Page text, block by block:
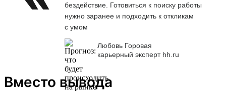
бездействие. Готовиться к поиску работы
нужно заранее и подходить к откликам
с умом
Любовь Горовая
карьерный эксперт hh.ru
Вместо вывода